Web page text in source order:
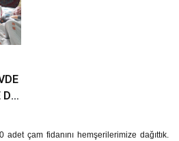
çam fidanını hemşerilerimize dağıttık.